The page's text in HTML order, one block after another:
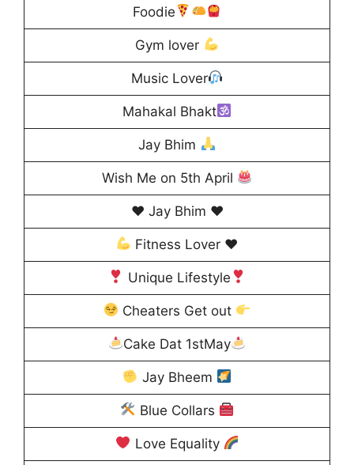
Foodie
Gym lover
Music Lover
Mahakal Bhakt
Jay Bhim
Wish Me on 5th April
♥️ Jay Bhim ♥️
Fitness Lover ♥️
Unique Lifestyle
Cheaters Get out
Cake Dat 1stMay
Jay Bheem
Blue Collars
Love Equality